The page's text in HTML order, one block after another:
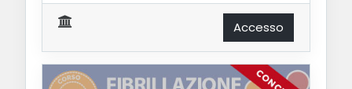
Accesso